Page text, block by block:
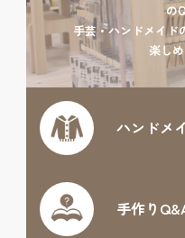
の
手芸・ハンドメイド
楽し
ハンドメ
手作り